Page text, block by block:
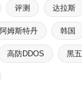
评测 达拉斯
阿姆斯特丹 韩国
高防DDOS 黑五